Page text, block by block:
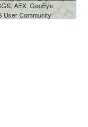
AEX, GeoEye,
User Community